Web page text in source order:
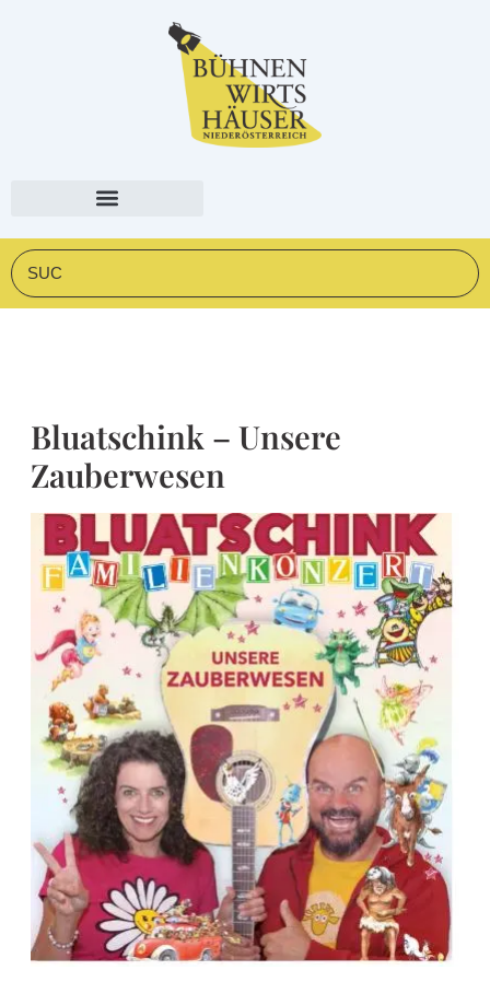
Suche
Bluatschink – Unsere
Zauberwesen